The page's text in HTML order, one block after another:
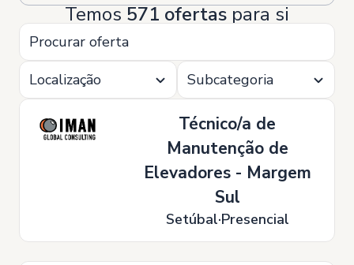
Temos571 ofertaspara si
Localização Subcategoria
Técnico/a de
Manutenção de
Elevadores - Margem
Sul
Setúbal Presencial